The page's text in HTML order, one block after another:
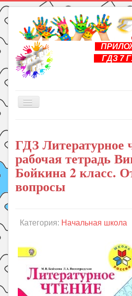
ГДЗ 7
Включить/
Книги
Рукоделие
Подготовка к школе
Уроки
Праздники
Летом!
Поиск
ГДЗ Литературное
рабочая тетрадь
Бойкина 2 класс.
вопросы
Категория: Начальная школа